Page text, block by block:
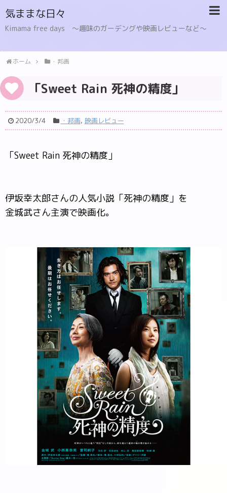
気ままな日々
Kimama free days 〜趣味のガーデングや映画レビューなど〜
ホーム ・邦画
「Sweet Rain 死神の精度」
2020/3/4 ・邦画, 映画レビュー
「Sweet Rain 死神の精度」
伊坂幸太郎さんの人気小説「死神の精度」を
金城武さん主演で映画化。